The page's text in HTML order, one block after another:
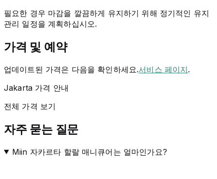
필요한 경우 마감을 깔끔하게 유지하기 위해 정기적인 유지
관리 일정을 계획하십시오.
가격 및 예약
업데이트된 가격은 다음을 확인하세요.서비스 페이지.
Jakarta 가격 안내
전체 가격 보기
자주 묻는 질문
Miin 자카르타 할랄 매니큐어는 얼마인가요?